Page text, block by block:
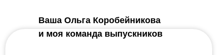
Ваша Ольга Коробейникова
и моя команда выпускников